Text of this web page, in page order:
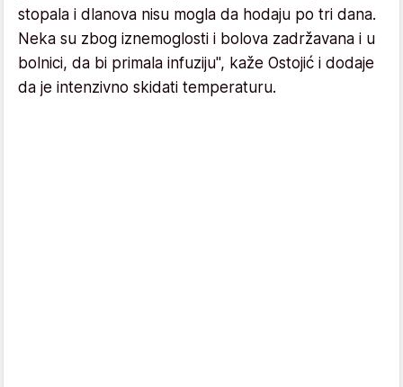
stopala i dlanova nisu mogla da hodaju po tri dana.
Neka su zbog iznemoglosti i bolova zadržavana i u
bolnici, da bi primala infuziju", kaže Ostojić i dodaje
da je intenzivno skidati temperaturu.